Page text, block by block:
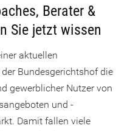
Berater &
Sie jetzt wissen
aktuellen
Bundesgerichtshof die
gewerblicher Nutzer von
und -
Damit fallen viele